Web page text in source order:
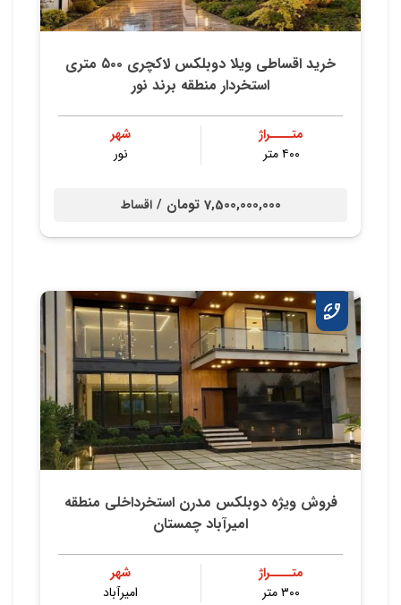
خرید اقساطی ویلا دوبلکس لاکچری ۵۰۰ متری
استخردار منطقه برند نور
متــــراژ
۴۰۰ متر
شهر
نور
7,500,000,000 تومان / اقساط
فروش ویژه دوبلکس مدرن استخرداخلی منطقه
امیرآباد چمستان
متــــراژ
۳۰۰ متر
شهر
امیرآباد